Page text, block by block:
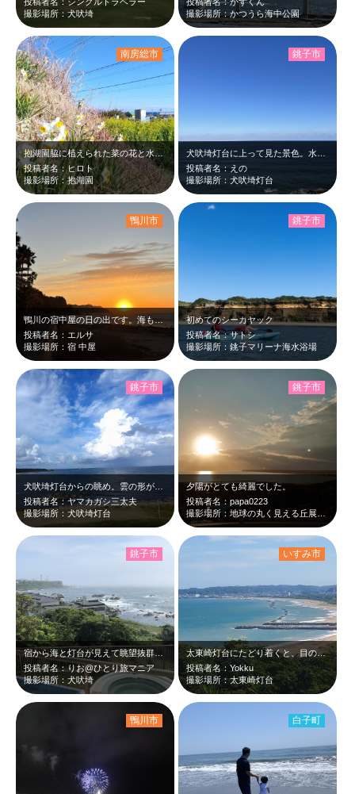
撮影場所：犬吠埼
撮影場所：かつうら海中公園
抱湖園脇に植えられた菜の花と水仙。青い空と太平洋をバックにE131を撮った！
投稿者名：ヒロト
撮影場所：抱湖園
南房総市
投稿者名：えの
撮影場所：犬吠埼灯台
銚子市
鴨川の宿中屋の日の出です。海も綺麗で最高の朝でした。
投稿者名：エルサ
撮影場所：宿 中屋
鴨川市
初めてのシーカヤック
投稿者名：サトシ
撮影場所：銚子マリーナ海水浴場
銚子市
犬吠埼灯台からの眺め。雲の形が羊か仔犬に見えませんか？
投稿者名：ヤマカガシ三太夫
撮影場所：犬吠埼灯台
銚子市
夕陽がとても綺麗でした。
投稿者名：papa0223
銚子市
宿から海と灯台が見えて眺望抜群だった
投稿者名：りお@ひとり旅マニア
撮影場所：犬吠埼
銚子市
太東崎灯台にたどり着くと、目の前に太平洋の大海原が広がる。 左は九十九里浜が…
投稿者名：Yokku
撮影場所：太東崎灯台
いすみ市
鴨川市 白子町